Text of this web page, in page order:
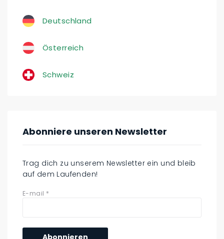
Deutschland
Österreich
Schweiz
Abonniere unseren Newsletter
Trag dich zu unserem Newsletter ein und bleib
auf dem Laufenden!
E-mail *